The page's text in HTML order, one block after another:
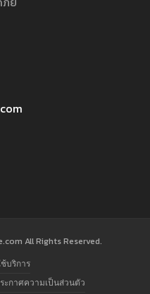
All Rights Reserved.
บริการ
กาศความเป็นส่วนตัว